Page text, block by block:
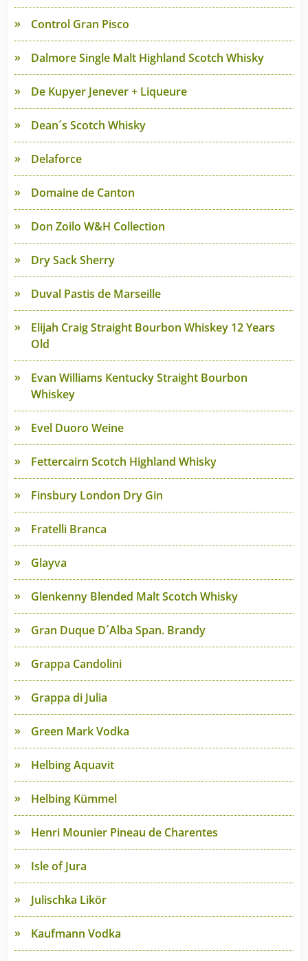
Control Gran Pisco
Dalmore Single Malt Highland Scotch Whisky
De Kupyer Jenever + Liqueure
Dean´s Scotch Whisky
Delaforce
Domaine de Canton
Don Zoilo W&H Collection
Dry Sack Sherry
Duval Pastis de Marseille
Elijah Craig Straight Bourbon Whiskey 12 Years
Old
Evan Williams Kentucky Straight Bourbon
Whiskey
Evel Duoro Weine
Fettercairn Scotch Highland Whisky
Finsbury London Dry Gin
Fratelli Branca
Glayva
Glenkenny Blended Malt Scotch Whisky
Gran Duque D´Alba Span. Brandy
Grappa Candolini
Grappa di Julia
Green Mark Vodka
Helbing Aquavit
Helbing Kümmel
Henri Mounier Pineau de Charentes
Isle of Jura
Julischka Likör
Kaufmann Vodka